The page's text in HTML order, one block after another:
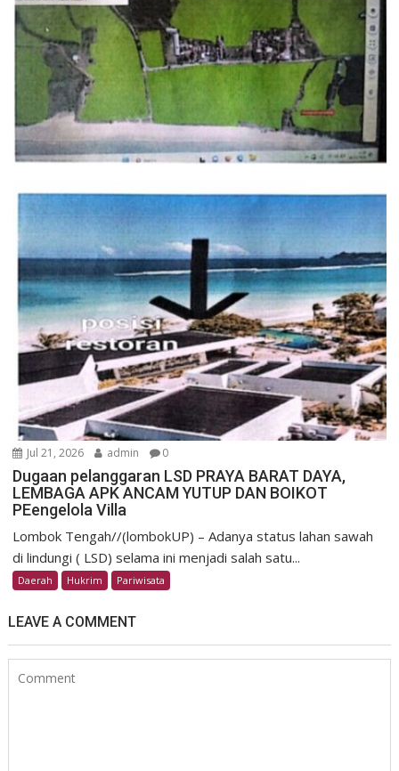
Jul 21, 2026 admin 0
Dugaan pelanggaran LSD PRAYA BARAT DAYA,
LEMBAGA APK ANCAM YUTUP DAN BOIKOT
PEengelola Villa
Lombok Tengah//(lombokUP) – Adanya status lahan sawah
di lindungi ( LSD) selama ini menjadi salah satu...
Daerah Hukrim Pariwisata
LEAVE A COMMENT